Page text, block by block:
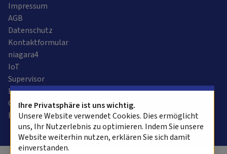
Impressum
AGB
Datenschutz
Kontaktformular
niagara4
IoT
Supervisor
Leitzentrale
Gebäudeautomation
Bussysteme
Ihre Privatsphäre ist uns wichtig.
Unsere Website verwendet Cookies. Dies ermöglicht
uns, Ihr Nutzerlebnis zu optimieren. Indem Sie unsere
Website weiterhin nutzen, erklären Sie sich damit
einverstanden.